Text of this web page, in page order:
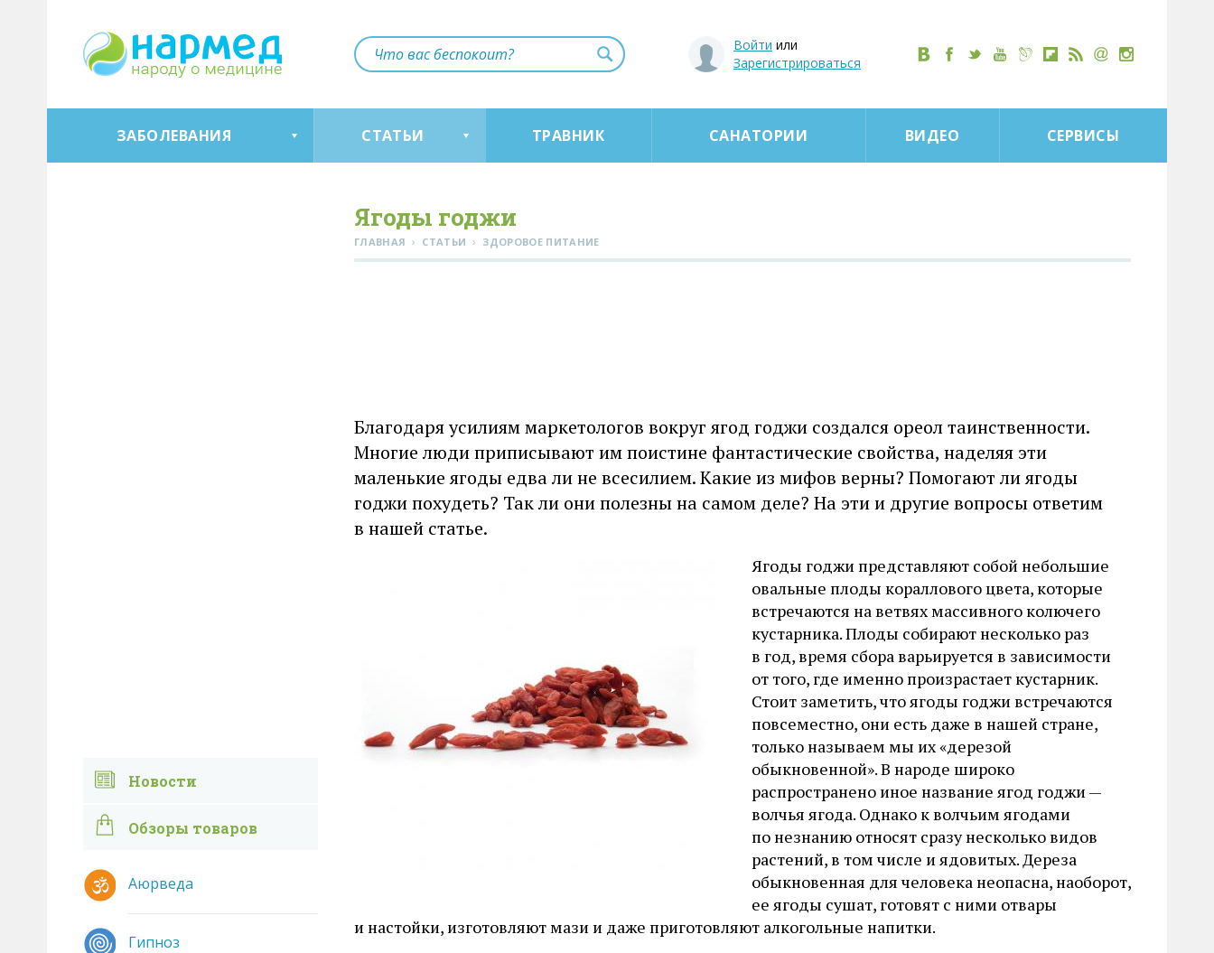
Войти или
Зарегистрироваться
ЗАБОЛЕВАНИЯ СТАТЬИ ТРАВНИК САНАТОРИИ ВИДЕО СЕРВИСЫ
Ягоды годжи
ГЛАВНАЯ › СТАТЬИ › ЗДОРОВОЕ ПИТАНИЕ
Благодаря усилиям маркетологов вокруг ягод годжи создался ореол таинственности.
Многие люди приписывают им поистине фантастические свойства, наделяя эти
маленькие ягоды едва ли не всесилием. Какие из мифов верны? Помогают ли ягоды
годжи похудеть? Так ли они полезны на самом деле? На эти и другие вопросы ответим
в нашей статье.
Ягоды годжи представляют собой небольшие
овальные плоды кораллового цвета, которые
встречаются на ветвях массивного колючего
кустарника. Плоды собирают несколько раз
в год, время сбора варьируется в зависимости
от того, где именно произрастает кустарник.
Стоит заметить, что ягоды годжи встречаются
повсеместно, они есть даже в нашей стране,
только называем мы их «дерезой
обыкновенной». В народе широко
распространено иное название ягод годжи —
волчья ягода. Однако к волчьим ягодами
по незнанию относят сразу несколько видов
растений, в том числе и ядовитых. Дереза
обыкновенная для человека неопасна, наоборот,
ее ягоды сушат, готовят с ними отвары
и настойки, изготовляют мази и даже приготовляют алкогольные напитки.
Новости
Обзоры товаров
Аюрведа
Гипноз